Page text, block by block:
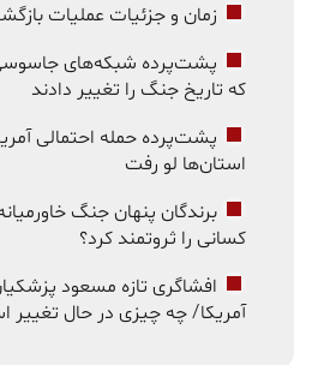
زمان و جزئیات عملیات
پشت‌پرده شبکه‌های جاسوسی
که تاریخ جنگ را تغییر دادند
پشت‌پرده حمله احتمالی
استان‌ها لو رفت
کسانی را ثروتمند کرد؟
افشاگری تازه مسعود
آمریکا/ چه چیزی در حال تغییر